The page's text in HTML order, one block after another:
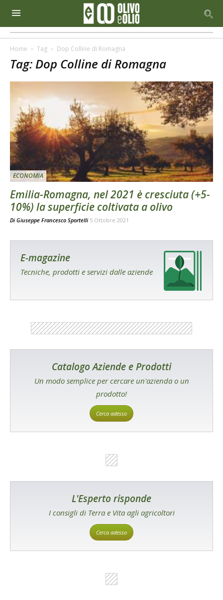
Home Tag Dop Colline di Romagna
Tag: Dop Colline di Romagna
ECONOMIA
Emilia-Romagna, nel 2021 è cresciuta (+5-
10%) la superficie coltivata a olivo
Di Giuseppe Francesco Sportelli 5 Ottobre 2021
E-magazine
Tecniche, prodotti e servizi dalle aziende
Catalogo Aziende e Prodotti
Un modo semplice per cercare un'azienda o un
prodotto!
Cerca adesso
L'Esperto risponde
I consigli di Terra e Vita agli agricoltori
Cerca adesso